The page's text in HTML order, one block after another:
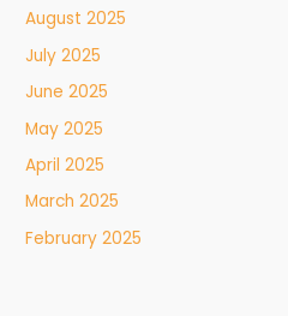
August 2025
July 2025
June 2025
May 2025
April 2025
March 2025
February 2025